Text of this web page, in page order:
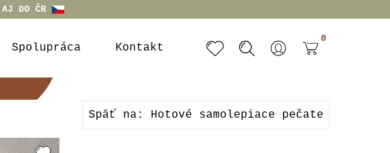
DO ČR
Spolupráca Kontakt
0
Späť na: Hotové samolepiace pečate